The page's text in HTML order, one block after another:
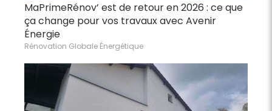
MaPrimeRénov’ est de retour en 2026 : ce que
ça change pour vos travaux avec Avenir
Énergie
Rénovation Globale Énergétique